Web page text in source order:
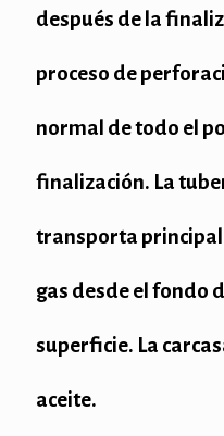
después de la
proceso de
normal de todo el
finalización. La
transporta
gas desde el fondo
superficie. La
aceite.